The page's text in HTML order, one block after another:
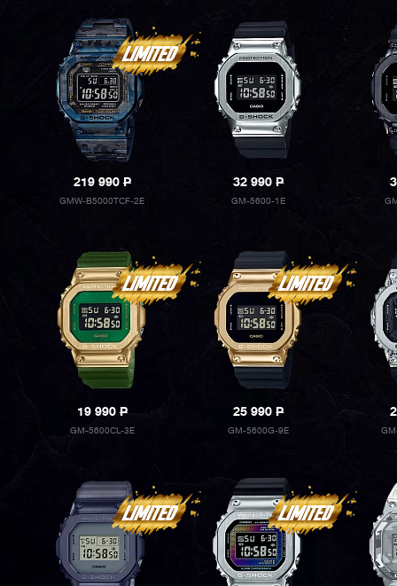
219 990P
GMW-B5000TCF-2E
32 990P
GM-5600-1E
19 990P
GM-5600CL-3E
25 990P
GM-5600G-9E